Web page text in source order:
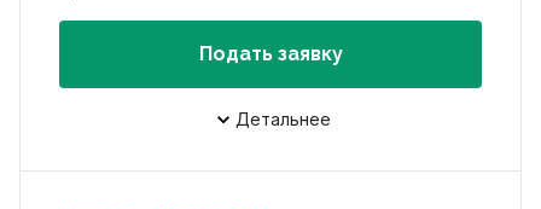
Подать заявку
Детальнее